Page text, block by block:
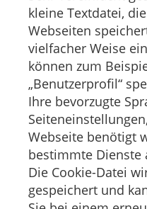
kleine Textdatei,
Webseiten
vielfacher Weise
können zum
„Benutzerprofil“
Ihre bevorzugte
Webseite benötigt
bestimmte Dienste
Die Cookie-Datei
gespeichert und